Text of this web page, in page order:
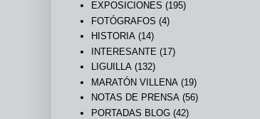
EXPOSICIONES (195)
FOTÓGRAFOS (4)
HISTORIA (14)
INTERESANTE (17)
LIGUILLA (132)
MARATÓN VILLENA (19)
NOTAS DE PRENSA (56)
PORTADAS BLOG (42)